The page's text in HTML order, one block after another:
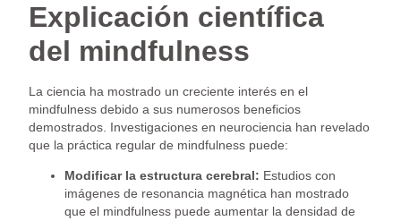
Explicación científica
del mindfulness
La ciencia ha mostrado un creciente interés en el
mindfulness debido a sus numerosos beneficios
demostrados. Investigaciones en neurociencia han revelado
que la práctica regular de mindfulness puede:
Modificar la estructura cerebral: Estudios con
imágenes de resonancia magnética han mostrado
que el mindfulness puede aumentar la densidad de